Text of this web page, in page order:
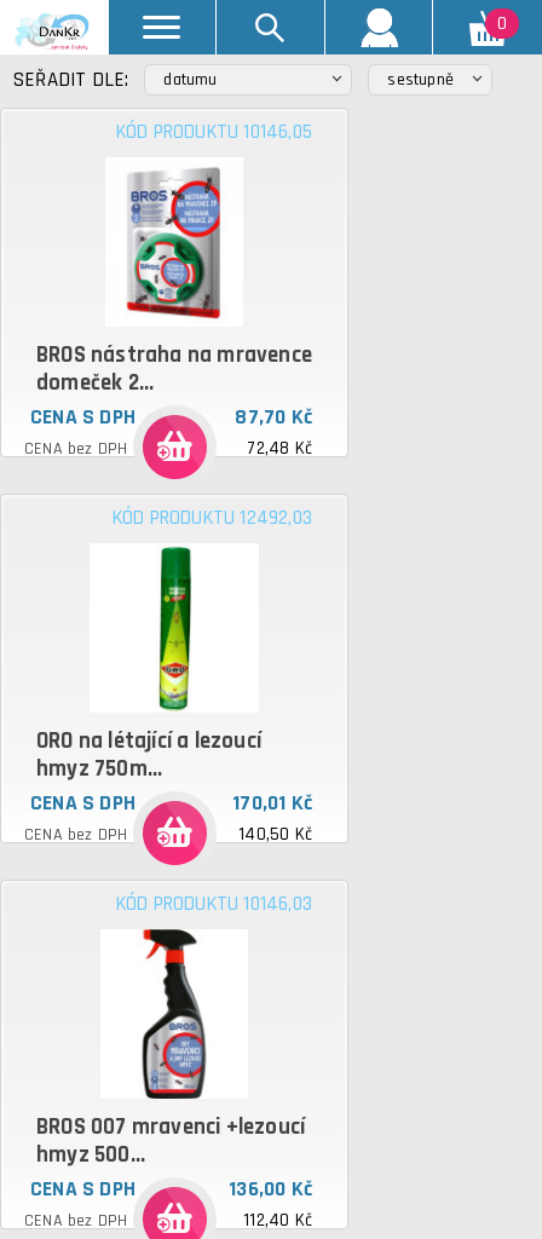
0
SEŘADIT DLE: datumu sestupně
KÓD PRODUKTU 10146,05
BROS nástraha na mravence
domeček 2...
CENA S DPH 87,70 Kč
CENA bez DPH 72,48 Kč
KÓD PRODUKTU 12492,03
ORO na létající a lezoucí
hmyz 750m...
CENA S DPH 170,01 Kč
CENA bez DPH 140,50 Kč
KÓD PRODUKTU 10146,03
BROS 007 mravenci +lezoucí
hmyz 500...
CENA S DPH 136,00 Kč
CENA bez DPH 112,40 Kč